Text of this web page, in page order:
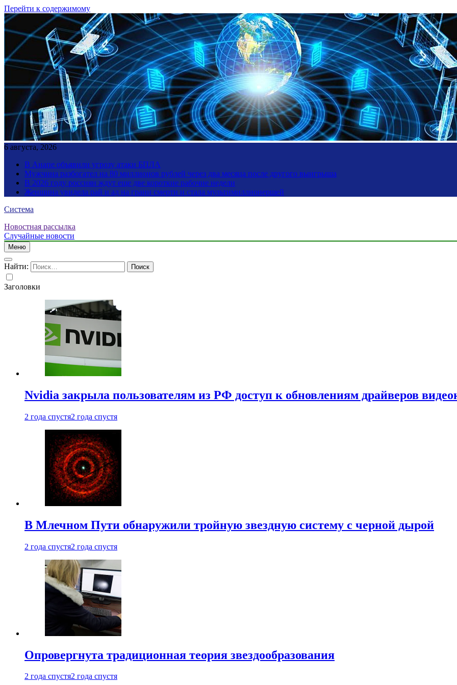
Перейти к содержимому
6 августа, 2026
В Анапе объявили угрозу атаки БПЛА
Мужчина разбогател на 80 миллионов рублей через два месяца после другого выигрыша
В 2026 году россиян ждут еще две короткие рабочие недели
Женщина увидела рай и ад на грани смерти и стала мультимиллионершей
Система
Новостная рассылка
Случайные новости
Меню
Найти:
Заголовки
Nvidia закрыла пользователям из РФ доступ к обновлениям драйверов
2 года спустя2 года спустя
В Млечном Пути обнаружили тройную звездную систему с черной дырой
2 года спустя2 года спустя
Опровергнута традиционная теория звездообразования
2 года спустя2 года спустя